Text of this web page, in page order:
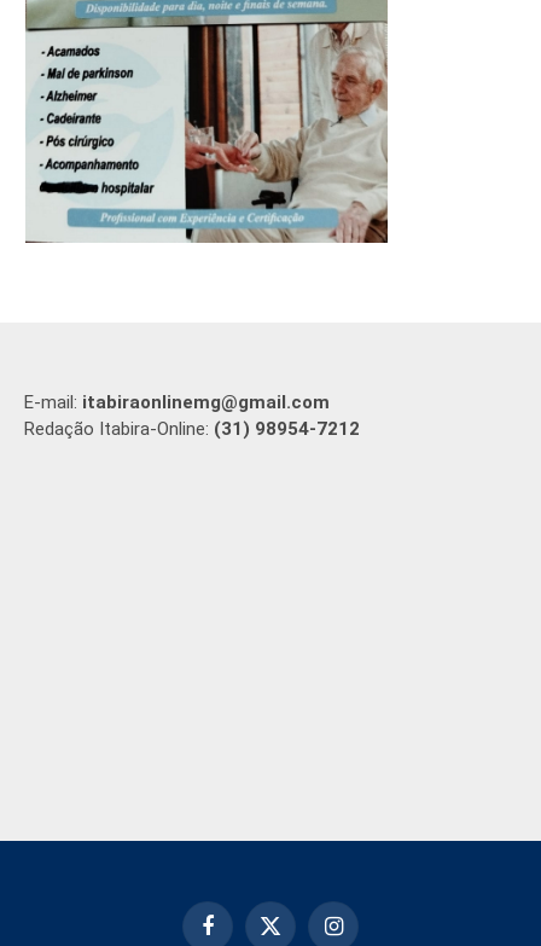
E-mail: itabiraonlinemg@gmail.com
Redação Itabira-Online: (31) 98954-7212
Facebook
X Instagram